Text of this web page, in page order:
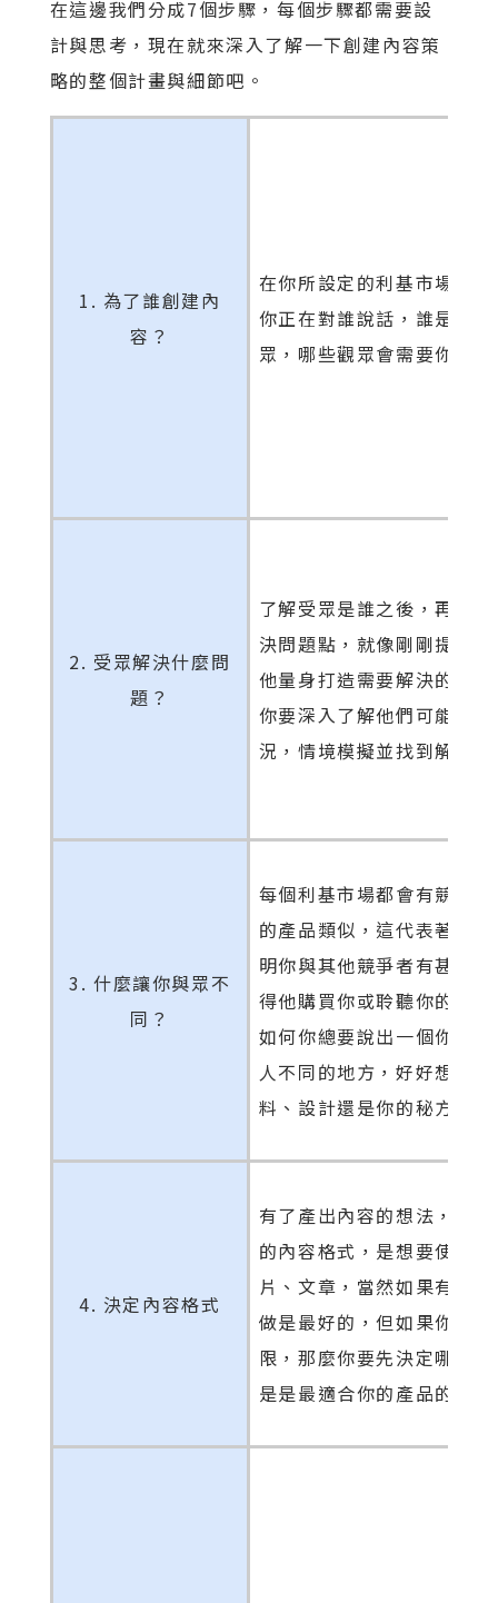
在這邊我們分成7個步驟，每個步驟都需要設
計與思考，現在就來深入了解一下創建內容策
略的整個計畫與細節吧。
1. 為了誰創建內
容？
在你所設定的利基市場中
你正在對誰說話，誰是你
眾，哪些觀眾會需要你的
2. 受眾解決什麼問
題？
了解受眾是誰之後，再來
決問題點，就像剛剛提到
他量身打造需要解決的問
你要深入了解他們可能遇
況，情境模擬並找到解決
3. 什麼讓你與眾不
同？
每個利基市場都會有競爭
的產品類似，這代表著你
明你與其他競爭者有甚麼
得他購買你或聆聽你的理
如何你總要說出一個你產
人不同的地方，好好想想
料、設計還是你的秘方。
4. 決定內容格式
有了產出內容的想法，你
的內容格式，是想要使用
片、文章，當然如果有心
做是最好的，但如果你時
限，那麼你要先決定哪一
是是最適合你的產品的。